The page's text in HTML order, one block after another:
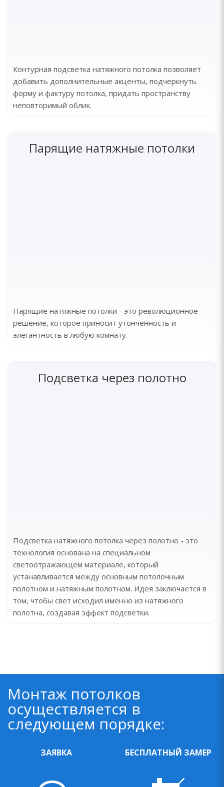
Контурная подсветка натяжного потолка позволяет
добавить дополнительные акценты, подчеркнуть
форму и фактуру потолка, придать пространству
неповторимый облик.
Парящие натяжные потолки
Парящие натяжные потолки - это революционное
решение, которое приносит утонченность и
элегантность в любую комнату.
Подсветка через полотно
Подсветка натяжного потолка через полотно - это
технология основана на специальном
светоотражающем материале, который
устанавливается между основным потолочным
полотном и натяжным полотном. Идея заключается в
том, чтобы свет исходил именно из натяжного
полотна, создавая эффект подсветки.
Монтаж потолков
осуществляется в
следующем порядке:
ЗАЯВКА БЕСПЛАТНЫЙ ЗАМЕР